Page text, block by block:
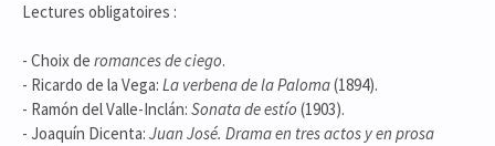
Lectures obligatoires :
- Choix de romances de ciego.
- Ricardo de la Vega: La verbena de la Paloma(1894).
- Ramón del Valle-Inclán: Sonata de estío (1903).
- Joaquín Dicenta: Juan José. Drama en tres actos y en prosa